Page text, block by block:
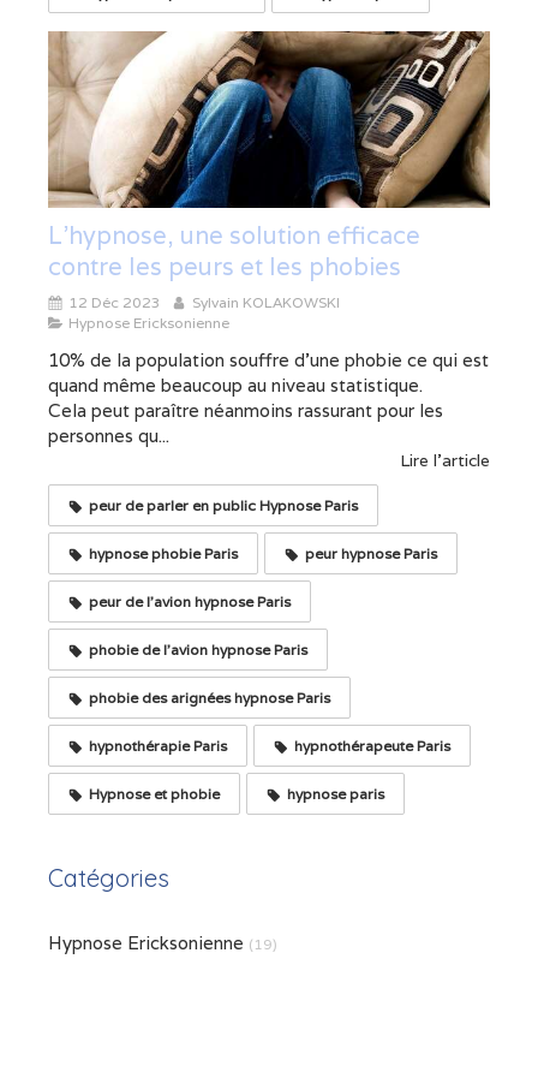
L'hypnose, une solution efficace
contre les peurs et les phobies
12 Déc 2023
Sylvain KOLAKOWSKI
Hypnose Ericksonienne
10% de la population souffre d’une phobie ce qui est
quand même beaucoup au niveau statistique.
Cela peut paraître néanmoins rassurant pour les
personnes qu...
Lire l'article
peur de parler en public Hypnose Paris
hypnose phobie Paris peur hypnose Paris
peur de l'avion hypnose Paris
phobie de l'avion hypnose Paris
phobie des arignées hypnose Paris
hypnothérapie Paris hypnothérapeute Paris
Hypnose et phobie hypnose paris
Catégories
Hypnose Ericksonienne (19)